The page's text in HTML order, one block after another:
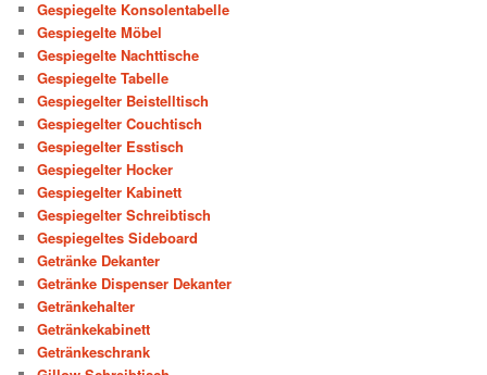
Gespiegelte Konsolentabelle
Gespiegelte Möbel
Gespiegelte Nachttische
Gespiegelte Tabelle
Gespiegelter Beistelltisch
Gespiegelter Couchtisch
Gespiegelter Esstisch
Gespiegelter Hocker
Gespiegelter Kabinett
Gespiegelter Schreibtisch
Gespiegeltes Sideboard
Getränke Dekanter
Getränke Dispenser Dekanter
Getränkehalter
Getränkekabinett
Getränkeschrank